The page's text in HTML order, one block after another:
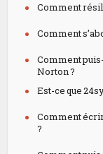
Comment
Comment
Comment
Norton ?
Est-ce que
Comment
?